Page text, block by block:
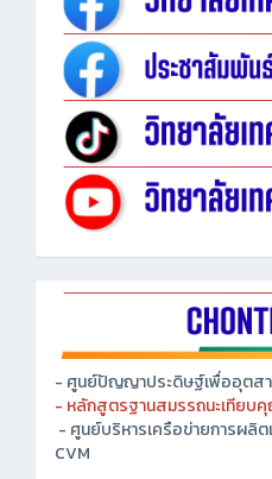
- ศูนย์ปัญญาประดิษฐ์เพื่ออุตสา
- หลักสูตรฐานสมรรถนะเทียบ
- ศูนย์บริหารเครือข่ายการผลิต